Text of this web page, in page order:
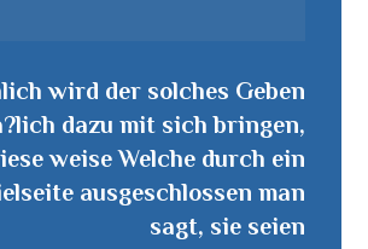
wird der solches Geben
dazu mit sich bringen,
weise Welche durch ein
ausgeschlossen man
sagt, sie seien